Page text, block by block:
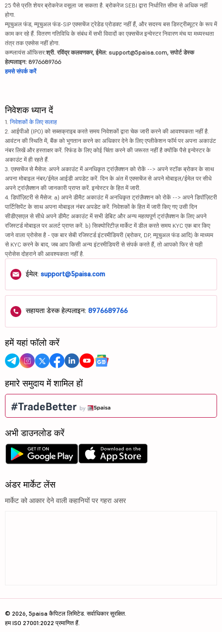
25 पैसे प्रति शेयर ब्रोकरेज वसूला जा सकता है. ब्रोकरेज SEBI द्वारा निर्धारित सीमा से अधिक नहीं
होगा.
म्यूचुअल फंड, म्यूचुअल फंड-SIP एक्सचेंज ट्रेडेड प्रोडक्ट नहीं हैं, और सदस्य बस डिस्ट्रीब्यूटर के रूप में
काम कर रहे हैं. वितरण गतिविधि के संबंध में सभी विवादों का एक्सचेंज इन्वेस्टर निवारण मंच या मध्यस्थता
तंत्र तक एक्सेस नहीं होगा.
कम्प्लायंस ऑफिसर:श्री. रविंद्र कलवणकर, ईमेल: support@5paisa.com, सपोर्ट डेस्क
हेल्पलाइन: 8976689766
हमसे संपर्क करें
निवेशक ध्यान दें
1. निवेशकों के लिए सलाह
2. आईपीओ (IPO) को सब्सक्राइब करते समय निवेशकों द्वारा चेक जारी करने की आवश्यकता नहीं है.
आवंटन की स्थिति में, बैंक को भुगतान करने का अधिकार देने के लिए एप्लीकेशन फॉर्म पर अपना अकाउंट
नंबर लिखें और हस्ताक्षर करें. रिफंड के लिए कोई चिंता करने की जरूरत नहीं है क्योंकि पैसे इन्वेस्टर के
अकाउंट में ही रहते हैं.
3. एक्सचेंज से मैसेज: अपने अकाउंट में अनधिकृत ट्रांज़ैक्शन को रोकें --> अपने स्टॉक ब्रोकर के साथ
अपना मोबाइल नंबर/ईमेल आईडी अपडेट करें. दिन के अंत में एक्सचेंज से अपने मोबाइल/ईमेल पर सीधे
अपने ट्रांज़ैक्शन की जानकारी प्राप्त करें. इन्वेस्टर के हित में जारी.
4. डिपॉज़िटरी से मैसेज: a) अपने डीमैट अकाउंट में अनधिकृत ट्रांज़ैक्शन को रोकें --> अपने डिपॉज़िटरी
पार्टिसिपेंट के साथ अपना मोबाइल नंबर अपडेट करें. निवेशकों के हित में जारी किए गए उसी दिन
सीडीएसएल से सीधे अपने डीमैट अकाउंट में सभी डेबिट और अन्य महत्वपूर्ण ट्रांज़ैक्शन के लिए अपने
रजिस्टर्ड मोबाइल पर अलर्ट प्राप्त करें. b) सिक्योरिटीज़ मार्केट में डील करते समय KYC एक बार किए
जाने वाला प्रोसेस है - एक बार सेबी रजिस्टर्ड इंटरमीडियरी (ब्रोकर, DP, म्यूचुअल फंड आदि) के माध्यम
से KYC करने के बाद, जब आप किसी अन्य इंटरमीडियरी से संपर्क करते हैं, तो आपको फिर से यही
प्रोसेस दोहराने की आवश्यकता नहीं है.
ईमेल: support@5paisa.com
सहायता डेस्क हेल्पलाइन: 8976689766
हमें यहां फॉलो करें
हमारे समुदाय में शामिल हों
अभी डाउनलोड करें
अंडर मार्केट लेंस
मार्केट को आकार देने वाली कहानियों पर गहरा असर
© 2026, 5paisa कैपिटल लिमिटेड. सर्वाधिकार सुरक्षित.
हम ISO 27001:2022 प्रमाणित हैं.